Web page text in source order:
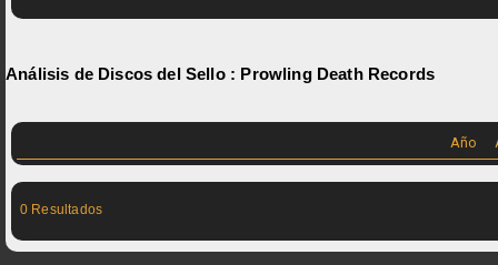
Análisis de Discos del Sello : Prowling Death Records
Año
0 Resultados